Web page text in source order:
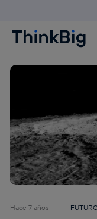
Hace 7 años